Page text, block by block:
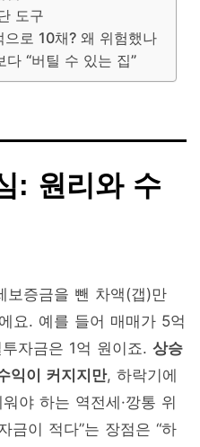
도구
로 10채? 왜 위험했나
다 “버틸 수 있는 집”
: 원리와 수
보증금을 뺀 차액(갭)만
요. 예를 들어 매매가 5억
자금은 1억 원이죠. 상승
익이 커지지만, 하락기에
야 하는 역전세·깡통 위
금이 적다”는 장점은 “하